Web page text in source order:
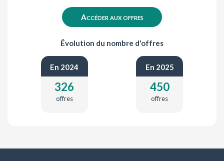
Accéder aux offres
Évolution du nombre d'offres
En 2024
326
offres
En 2025
450
offres